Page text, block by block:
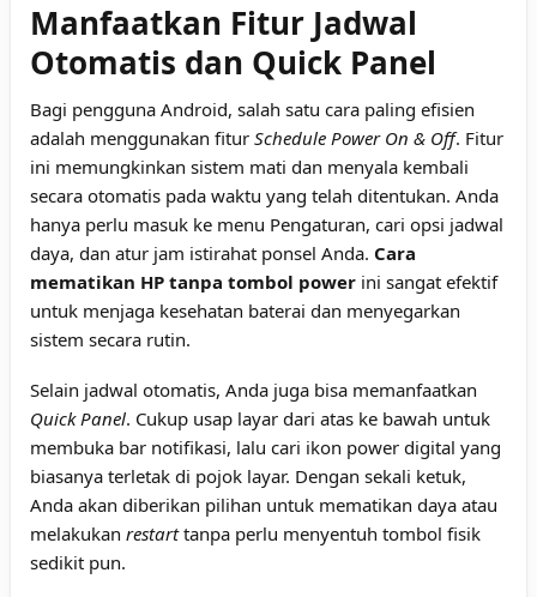
Manfaatkan Fitur Jadwal
Otomatis dan Quick Panel
Bagi pengguna Android, salah satu cara paling efisien
adalah menggunakan fitur Schedule Power On & Off. Fitur
ini memungkinkan sistem mati dan menyala kembali
secara otomatis pada waktu yang telah ditentukan. Anda
hanya perlu masuk ke menu Pengaturan, cari opsi jadwal
daya, dan atur jam istirahat ponsel Anda. Cara
mematikan HP tanpa tombol power ini sangat efektif
untuk menjaga kesehatan baterai dan menyegarkan
sistem secara rutin.
Selain jadwal otomatis, Anda juga bisa memanfaatkan
Quick Panel. Cukup usap layar dari atas ke bawah untuk
membuka bar notifikasi, lalu cari ikon power digital yang
biasanya terletak di pojok layar. Dengan sekali ketuk,
Anda akan diberikan pilihan untuk mematikan daya atau
melakukan restarttanpa perlu menyentuh tombol fisik
sedikit pun.